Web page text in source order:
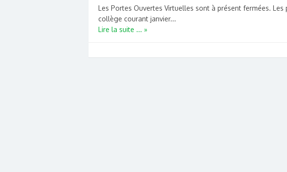
Les Portes Ouvertes Virtuelles sont à présent fermées. Les
collège courant janvier...
Lire la suite ... »